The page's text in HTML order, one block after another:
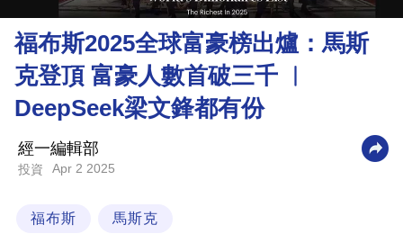
理
財
商
業
技
場
福布斯2025全球富豪榜出爐：馬斯
克登頂 富豪人數首破三千 ︳
DeepSeek梁文鋒都有份
經一編輯部
投資 Apr 2 2025
福布斯 馬斯克